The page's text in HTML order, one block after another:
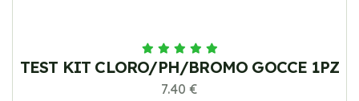
TEST KIT CLORO/PH/BROMO GOCCE 1PZ
7.40 €